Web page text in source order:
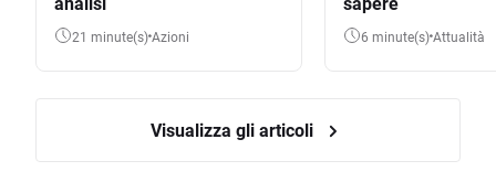
21 minute(s) Azioni 6 minute(s) Attualità
Visualizza gli articoli